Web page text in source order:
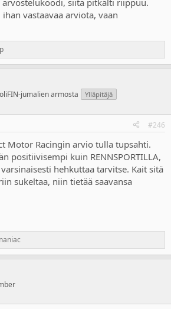
arvostelukoodi, siitä pitkälti riippuu.
vastaavaa arviota, vaan
jumalien armosta Ylläpitäjä
#246
Motor Racingin arvio tulla tupsahti.
positiivisempi kuin RENNSPORTILLA,
hehkuttaa tarvitse. Kait sitä
sukeltaa, niin tietää saavansa